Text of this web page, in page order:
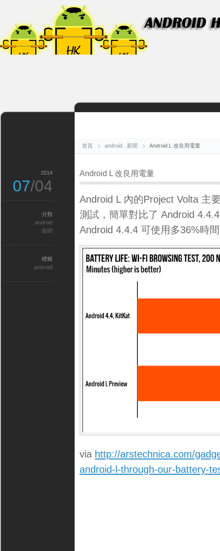
首頁 android 新聞 Android L 改良用電量
Android L 改良用電量
Android L 內的Project Volta 主
測試，簡單對比了 Android
Android 4.4.4 可使用多36%時
via http://arstechnica.com/
android-l-through-our-battery-
2014
07/04
分類
android
新聞
標籤
androidl